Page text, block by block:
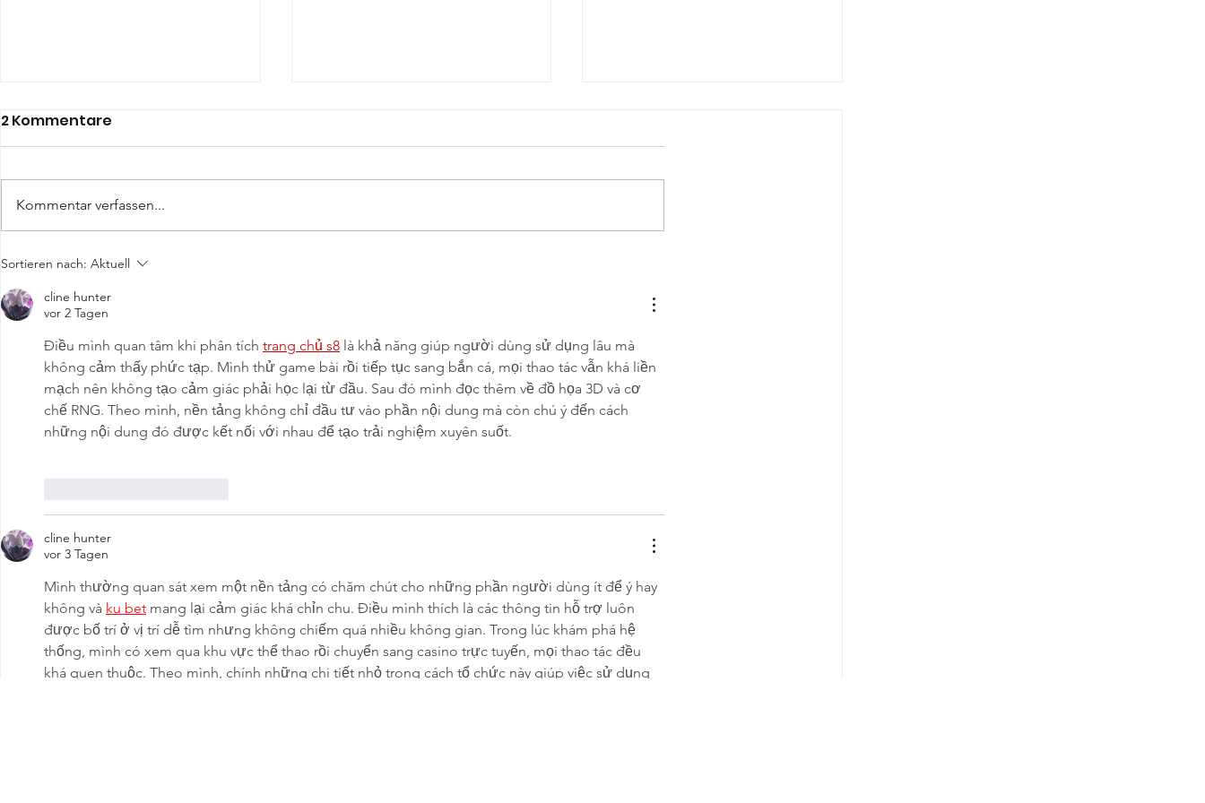
2 Kommentare
Kommentar verfassen...
Sortieren nach: Aktuell
cline hunter
vor 2 Tagen
Điều mình quan tâm khi phân tích trang chủ s8 là khả năng giúp người dùng sử dụng lâu mà
không cảm thấy phức tạp. Mình thử game bài rồi tiếp tục sang bắn cá, mọi thao tác vẫn khá liền
mạch nên không tạo cảm giác phải học lại từ đầu. Sau đó mình đọc thêm về đồ họa 3D và cơ
chế RNG. Theo mình, nền tảng không chỉ đầu tư vào phần nội dung mà còn chú ý đến cách
những nội dung đó được kết nối với nhau để tạo trải nghiệm xuyên suốt.
cline hunter
vor 3 Tagen
Mình thường quan sát xem một nền tảng có chăm chút cho những phần người dùng ít để ý hay
không và ku bet mang lại cảm giác khá chỉn chu. Điều mình thích là các thông tin hỗ trợ luôn
được bố trí ở vị trí dễ tìm nhưng không chiếm quá nhiều không gian. Trong lúc khám phá hệ
thống, mình có xem qua khu vực thể thao rồi chuyển sang casino trực tuyến, mọi thao tác đều
khá quen thuộc. Theo mình, chính những chi tiết nhỏ trong cách tổ chức này giúp việc sử dụng